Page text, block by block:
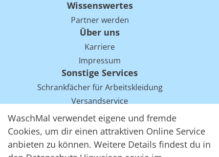
WaschMal verwendet eigene und fremde
Cookies, um dir einen attraktiven Online Service
anbieten zu können. Weitere Details findest du in
Wissenswertes
Partner werden
Über uns
Karriere
Impressum
Sonstige Services
Schrankfächer für Arbeitskleidung
Versandservice
Einsparpotentiale für Mietwäsche bei Arbeitskleidung
Arbeitskleidung Tracking mit RFID